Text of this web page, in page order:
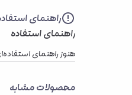
راهنمای
راهنمای استفاده
هنوز راهنمای
محصولات مشابه